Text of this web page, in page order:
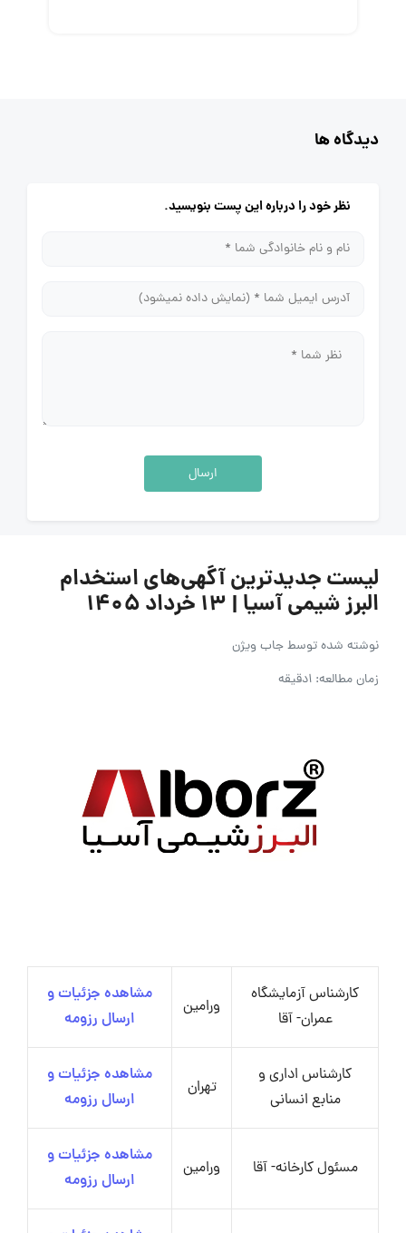
دیدگاه ها
نظر خود را درباره این پست بنویسید.
ارسال
لیست جدیدترین آگهی‌های استخدام
البرز شیمی آسیا | ۱۳ خرداد ۱۴۰۵
نوشته شده توسطجاب ویژن
زمان مطالعه: 1دقیقه
کارشناس آزمایشگاه
عمران- آقا
ورامین
مشاهده جزئیات و
ارسال رزومه
کارشناس اداری و
منابع انسانی
تهران
مشاهده جزئیات و
ارسال رزومه
مسئول کارخانه- آقا ورامین
مشاهده جزئیات و
ارسال رزومه